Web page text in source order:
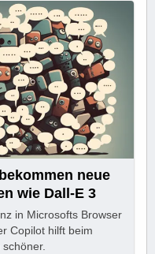
neue
wie Dall-E 3
in Microsofts Browser
Copilot hilft beim